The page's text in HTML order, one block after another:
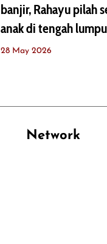
banjir, Rahayu pilah
anak di tengah
28 May 2026
Network